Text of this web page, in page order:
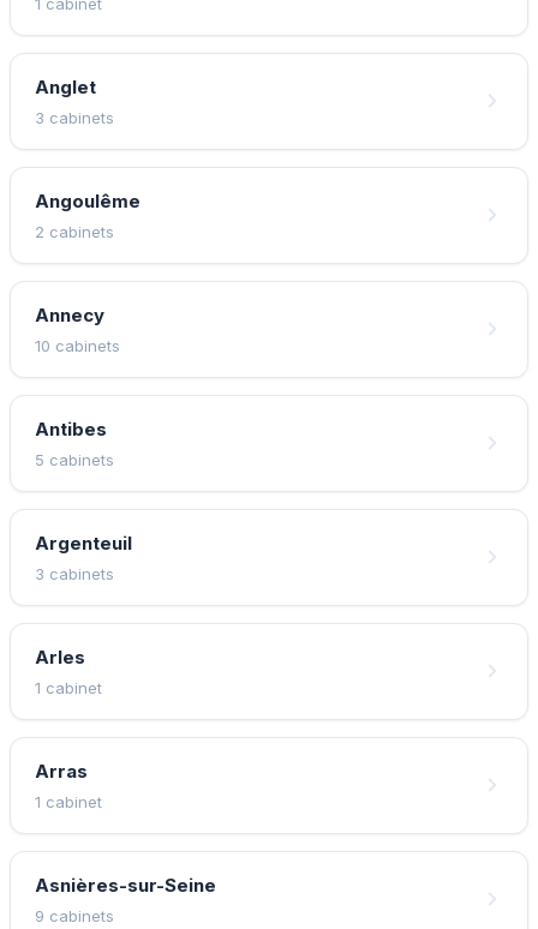
Anglet
3 cabinets
Angoulême
2 cabinets
Annecy
10 cabinets
Antibes
5 cabinets
Argenteuil
3 cabinets
Arles
1 cabinet
Arras
1 cabinet
Asnières-sur-Seine
9 cabinets